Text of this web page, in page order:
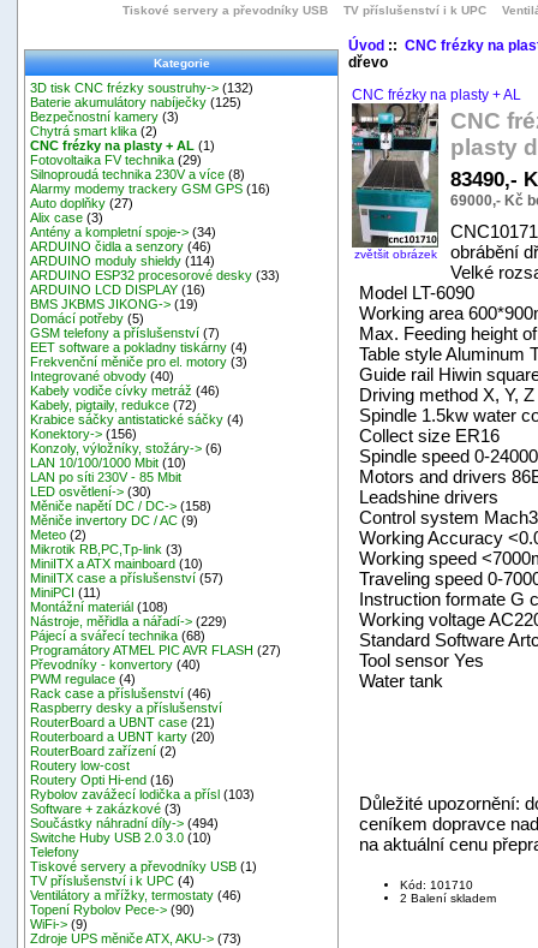
Tiskové servery a převodníky USB
TV příslušenství i k UPC
Kategorie
3D tisk CNC frézky soustruhy-> (132)
Baterie akumulátory nabíječky (125)
Bezpečnostní kamery (3)
Chytrá smart klika (2)
CNC frézky na plasty + AL (1)
Fotovoltaika FV technika (29)
Silnoproudá technika 230V a více (8)
Alarmy modemy trackery GSM GPS (16)
Auto doplňky (27)
Alix case (3)
Antény a kompletní spoje-> (34)
ARDUINO čidla a senzory (46)
ARDUINO moduly shieldy (114)
ARDUINO ESP32 procesorové desky (33)
ARDUINO LCD DISPLAY (16)
BMS JKBMS JIKONG-> (19)
Domácí potřeby (5)
GSM telefony a příslušenství (7)
EET software a pokladny tiskárny (4)
Frekvenční měniče pro el. motory (3)
Integrované obvody (40)
Kabely vodiče cívky metráž (46)
Kabely, pigtaily, redukce (72)
Krabice sáčky antistatické sáčky (4)
Konektory-> (156)
Konzoly, výložníky, stožáry-> (6)
LAN 10/100/1000 Mbit (10)
LAN po síti 230V - 85 Mbit
LED osvětlení-> (30)
Měniče napětí DC / DC-> (158)
Měniče invertory DC / AC (9)
Meteo (2)
Mikrotik RB,PC,Tp-link (3)
MiniITX a ATX mainboard (10)
MiniITX case a příslušenství (57)
MiniPCI (11)
Montážní materiál (108)
Nástroje, měřidla a nářadí-> (229)
Pájecí a svářecí technika (68)
Programátory ATMEL PIC AVR FLASH (27)
Převodníky - konvertory (40)
PWM regulace (4)
Rack case a příslušenství (46)
Raspberry desky a příslušenství
RouterBoard a UBNT case (21)
Routerboard a UBNT karty (20)
RouterBoard zařízení (2)
Routery low-cost
Routery Opti Hi-end (16)
Rybolov zavážecí lodička a přísl (103)
Software + zakázkové (3)
Součástky náhradní díly-> (494)
Switche Huby USB 2.0 3.0 (10)
Telefony
Tiskové servery a převodníky USB (1)
TV příslušenství i k UPC (4)
Ventilátory a mřížky, termostaty (46)
Topení Rybolov Pece-> (90)
WiFi-> (9)
Zdroje UPS měniče ATX, AKU-> (73)
Úvod:: CNC frézky na
dřevo
CNC frézky na plasty + AL
zvětšit obrázek
CNC
plasty
83490,-
69000,- Kč
obrábění
Velké
Model LT-6090
Working area
Max. Feeding height
Table style Aluminum
Guide rail Hiwin
Driving method X, Y,
Spindle 1.5kw water
Collect size ER16
Spindle speed 0-
Motors and drivers
Leadshine drivers
Control system
Working Accuracy
Working speed
Traveling speed 0-
Instruction formate G
Working voltage
Standard Software
Tool sensor Yes
Water tank
Důležité upozornění:
ceníkem dopravce
na aktuální cenu
Kód: 101710
2 Balení skladem